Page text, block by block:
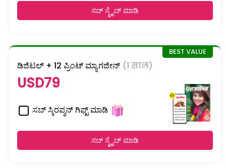
ಸಬ್ ಸ್ಕ್ರೈಬ್ ಮಾಡಿ
ಡಿಜಿಟಲ್ + 12 ಪ್ರಿಂಟ್ ಮ್ಯಾಗಜೀನ್ (1 साल)
USD79
ಸಬ್ ಸ್ಕಿರಪ್ಶನ್ ಗಿಫ್ಟ್ ಮಾಡಿ
ಸಬ್ ಸ್ಕ್ರೈಬ್ ಮಾಡಿ